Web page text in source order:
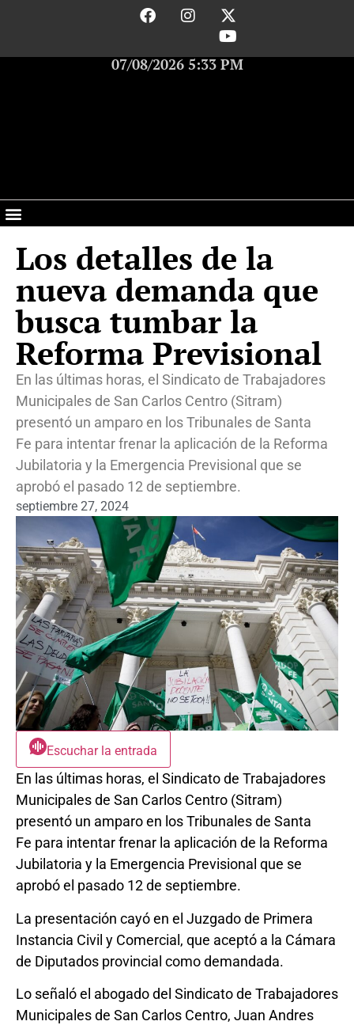
07/08/2026 5:33 PM
Los detalles de la
nueva demanda que
busca tumbar la
Reforma Previsional
En las últimas horas, el Sindicato de Trabajadores
Municipales de San Carlos Centro (Sitram)
presentó un amparo en los Tribunales de Santa
Fe para intentar frenar la aplicación de la Reforma
Jubilatoria y la Emergencia Previsional que se
aprobó el pasado 12 de septiembre.
septiembre 27, 2024
Escuchar la entrada
En las últimas horas, el Sindicato de Trabajadores
Municipales de San Carlos Centro (Sitram)
presentó un amparo en los Tribunales de Santa
Fe para intentar frenar la aplicación de la Reforma
Jubilatoria y la Emergencia Previsional que se
aprobó el pasado 12 de septiembre.
La presentación cayó en el Juzgado de Primera
Instancia Civil y Comercial, que aceptó a la Cámara
de Diputados provincial como demandada.
Lo señaló el abogado del Sindicato de Trabajadores
Municipales de San Carlos Centro, Juan Andres